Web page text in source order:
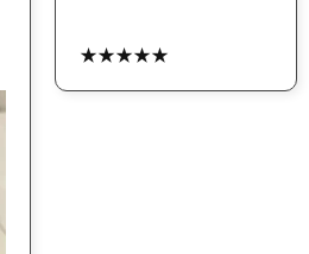
★★★★★